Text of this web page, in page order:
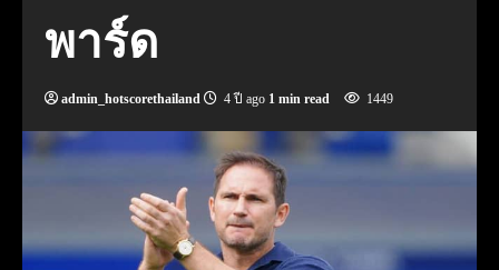
พาร์ด
admin_hotscorethailand 4 ปี ago 1 min read 1449